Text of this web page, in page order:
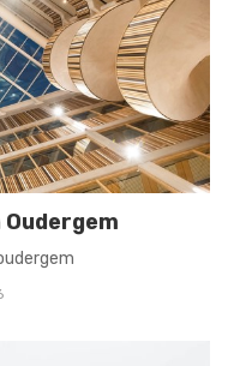
Oudergem